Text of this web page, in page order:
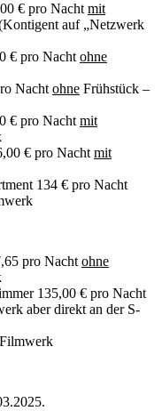
€ pro Nacht mit
auf „Netzwerk
€ pro Nacht ohne
Nacht ohne Frühstück –
€ pro Nacht mit
€ pro Nacht mit
134 € pro Nacht
pro Nacht ohne
135,00 € pro Nacht
aber direkt an der S-